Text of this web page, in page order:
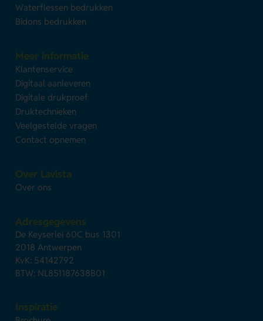
Waterflessen bedrukken
Bidons bedrukken
Meer informatie
Klantenservice
Digitaal aanleveren
Digitale drukproef
Druktechnieken
Veelgestelde vragen
Contact opnemen
Over Lavista
Over ons
Adresgegevens
De Keyserlei 60C bus 1301
2018 Antwerpen
KvK: 54142792
BTW: NL851187638B01
Inspiratie